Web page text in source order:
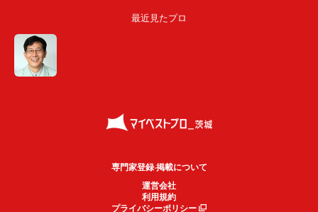
最近見たプロ
専門家登録·掲載について
運営会社
利用規約
プライバシーポリシー